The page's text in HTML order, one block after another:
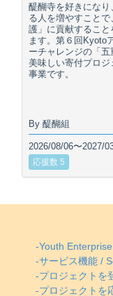
醍醐寺を好きにな
る人を増やすことで
護」に貢献すること
ます。第６回Kyoto
ーチャレンジの「五
美味しい寄付プロ
事業です。
By 醍醐組
2026/08/06〜2027/
応援数 5
-Youth
-サービス機能 /
-プロジェクトを
-プロジェクトを